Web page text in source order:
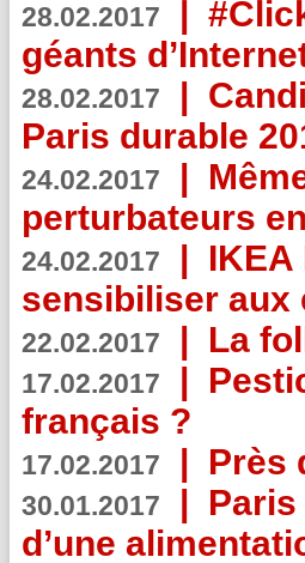
28.02.2017 |
géants
28.02.2017 |
Paris durable
24.02.2017 |
perturbateurs
24.02.2017 | IKEA
sensibiliser aux
22.02.2017 | La
17.02.2017 |
français ?
17.02.2017 | Près
30.01.2017 |
d’une